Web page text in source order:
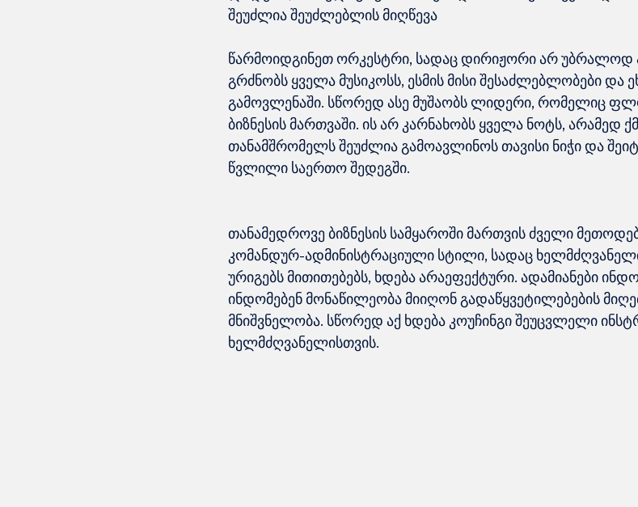
შეუძლია შეუძლებლის მიღწევა
წარმოიდგინეთ ორკესტრი, სადაც დირიჟორი არ უბრალოდ
გრძნობს ყველა მუსიკოსს, ესმის მისი შესაძლებლობები და
გამოვლენაში. სწორედ ასე მუშაობს ლიდერი, რომელიც
ბიზნესის მართვაში. ის არ კარნახობს ყველა ნოტს, არამედ
თანამშრომელს შეუძლია გამოავლინოს თავისი ნიჭი და
თანამედროვე ბიზნესის სამყაროში მართვის ძველი
კომანდურ-ადმინისტრაციული სტილი, სადაც
ურიგებს მითითებებს, ხდება არაეფექტური. ადამიანები
ინდომებენ მონაწილეობა მიიღონ გადაწყვეტილებების
მნიშვნელობა. სწორედ აქ ხდება კოუჩინგი შეუცვლელი